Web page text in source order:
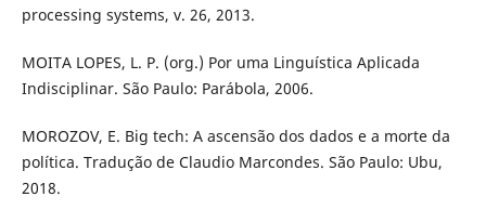
processing systems, v. 26, 2013.
MOITA LOPES, L. P. (org.) Por uma Linguística Aplicada
Indisciplinar. São Paulo: Parábola, 2006.
MOROZOV, E. Big tech: A ascensão dos dados e a morte da
política. Tradução de Claudio Marcondes. São Paulo: Ubu,
2018.